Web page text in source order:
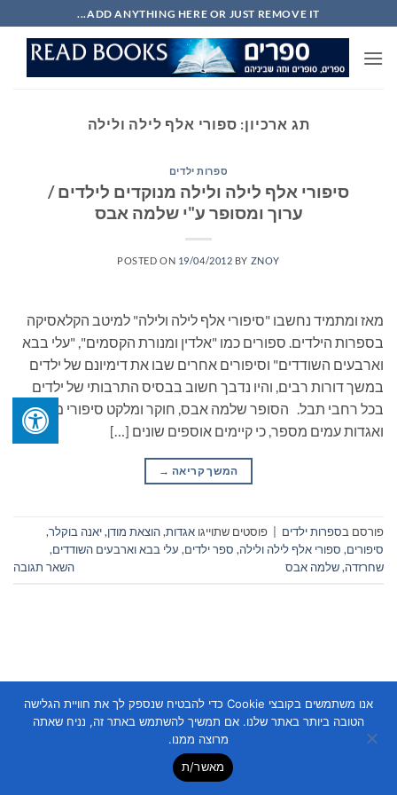
to
content
ADD ANYTHING HERE OR JUST REMOVE IT...
תג ארכיון: ספורי אלף לילה ולילה
ספרות ילדים
סיפורי אלף לילה ולילה מנוקדים לילדים /
ערוך ומסופר ע"י שלמה אבס
POSTED ON 19/04/2012 BY ZNOY
מאז ומתמיד נחשבו "סיפורי אלף לילה ולילה" למיטב הקלאסיקה
בספרות הילדים. ספורים כמו "אלדין ומנורת הקסמים", "עלי בבא
וארבעים השודדים" וסיפורים אחרים שבו את דימיונם של ילדים
במשך דורות רבים, והיו נדבך חשוב בבסיס התרבותי של ילדים
בכל רחבי תבל. הסופר שלמה אבס, חוקר ומלקט סיפורי מעשיות
ואגדות עמים מספר, כי קיימים אוספים שונים […]
המשך קריאה →
פורסם בספרות ילדים פוסטים שתוייגו אגדות,הוצאת מודן,יאנה בוקלר,
סיפורים, ספורי אלף לילה ולילה, ספר ילדים, עלי בבא וארבעים השודדים,
שחרזדה,שלמה אבס השאר תגובה
Copyright 2026 © Flatsome Themeאנו משתמשים בקובצי Cookie כדי להבטיח שנספק לך את חוויית הגלישה
הטובה ביותר באתר שלנו. אם תמשיך להשתמש באתר זה, נניח שאתה
מרוצה ממנו.
מאשר/ת